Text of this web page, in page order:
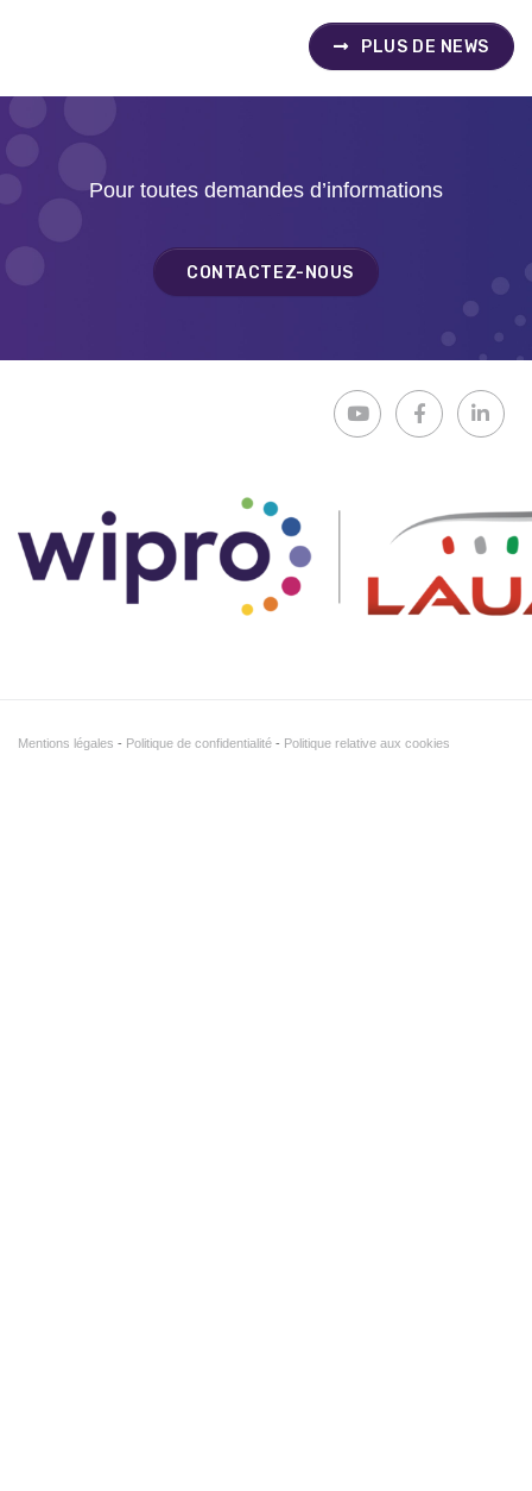
PLUS DE NEWS
Pour toutes demandes d’informations
CONTACTEZ-NOUS
Mentions légales Politique de confidentialité Politique relative aux cookies